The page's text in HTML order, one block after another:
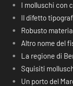
I molluschi con
Il difetto
Robusto
Altro nome del
La regione di
Squisiti
Un porto del